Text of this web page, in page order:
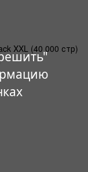
XXL (40 000 стр)